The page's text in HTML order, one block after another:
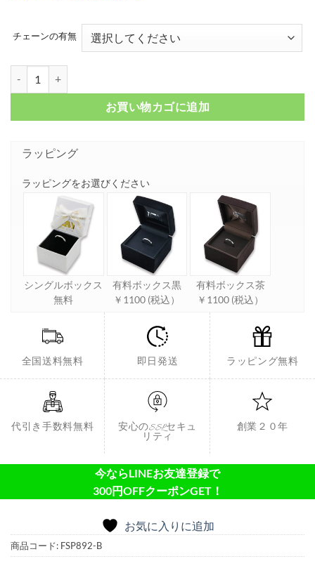
チェーンの有無
お買い物カゴに追加
ラッピング
ラッピングをお選びください
シングルボックス
無料
有料ボックス黒
￥1100 (税込）
有料ボックス茶
￥1100 (税込）
全国送料無料 即日発送 ラッピング無料
代引き手数料無料
安心のSSLセキュ
リティ
創業２０年
今ならLINEお友達登録で
300円OFFクーポンGET！
お気に入りに追加
商品コード: FSP892-B